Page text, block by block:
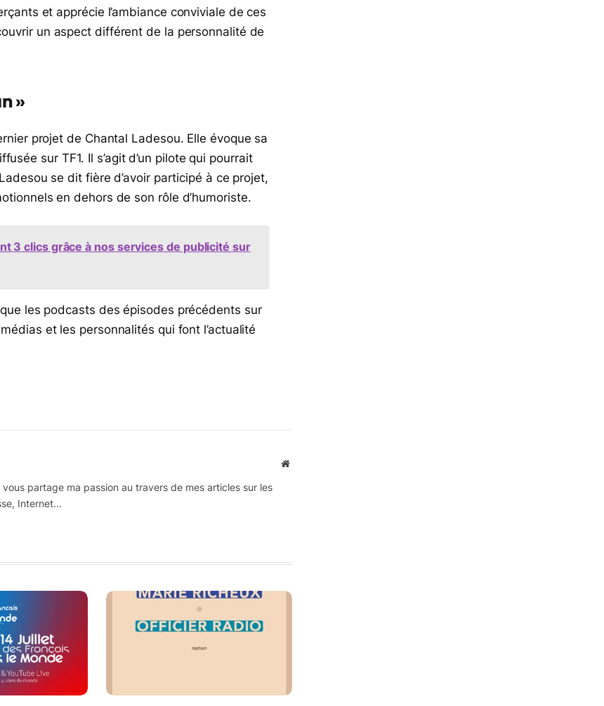
et apprécie l’ambiance conviviale de ces
un aspect différent de la personnalité de
»
projet de Chantal Ladesou. Elle évoque sa
sur TF1. Il s’agit d’un pilote qui pourrait
se dit fière d’avoir participé à ce projet,
en dehors de son rôle d’humoriste.
3 clics grâce à nos services de publicité sur
les podcasts des épisodes précédents sur
et les personnalités qui font l’actualité
Website
partage ma passion au travers de mes articles sur les
Internet...